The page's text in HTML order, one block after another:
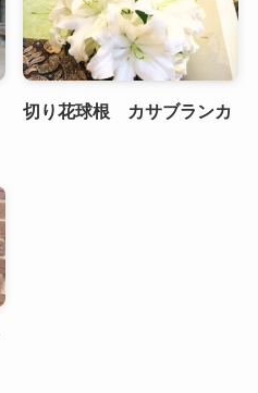
切り花球根 カサブランカ